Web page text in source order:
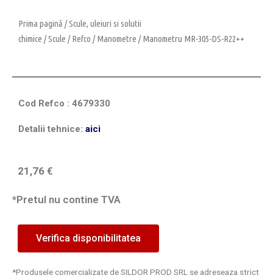
Prima pagină /Scule, uleiuri si solutii
chimice /Scule /Refco /Manometre / Manometru MR-305-DS-R22++
Cod Refco : 4679330
Detalii tehnice: aici
21,76 €
*Pretul nu contine TVA
Verifica disponibilitatea
*Produsele comercializate de SILDOR PROD SRL se adreseaza strict